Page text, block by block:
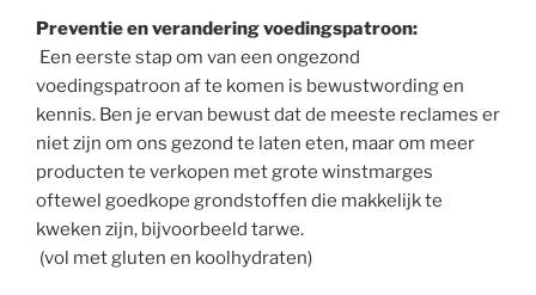
Preventie en verandering voedingspatroon:
Een eerste stap om van een ongezond
voedingspatroon af te komen is bewustwording en
kennis. Ben je ervan bewust dat de meeste reclames er
niet zijn om ons gezond te laten eten, maar om meer
producten te verkopen met grote winstmarges
oftewel goedkope grondstoffen die makkelijk te
kweken zijn, bijvoorbeeld tarwe.
(vol met gluten en koolhydraten)